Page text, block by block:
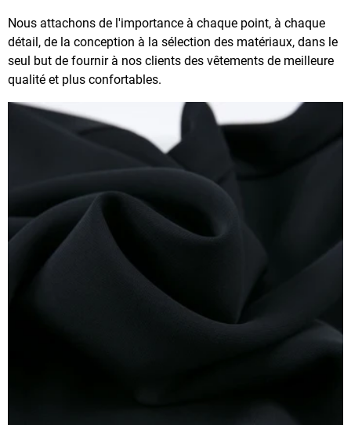
Nous attachons de l'importance à chaque point, à chaque
détail, de la conception à la sélection des matériaux, dans le
seul but de fournir à nos clients des vêtements de meilleure
qualité et plus confortables.